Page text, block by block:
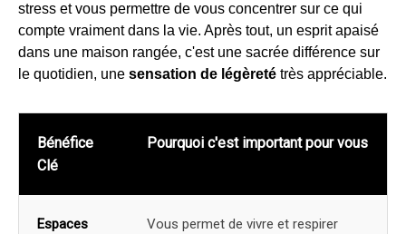
stress et vous permettre de vous concentrer sur ce qui
compte vraiment dans la vie. Après tout, un esprit apaisé
dans une maison rangée, c'est une sacrée différence sur
le quotidien, une sensation de légèreté très appréciable.
Bénéfice
Clé
Pourquoi c'est important pour vous
Espaces
Vous permet de vivre et respirer